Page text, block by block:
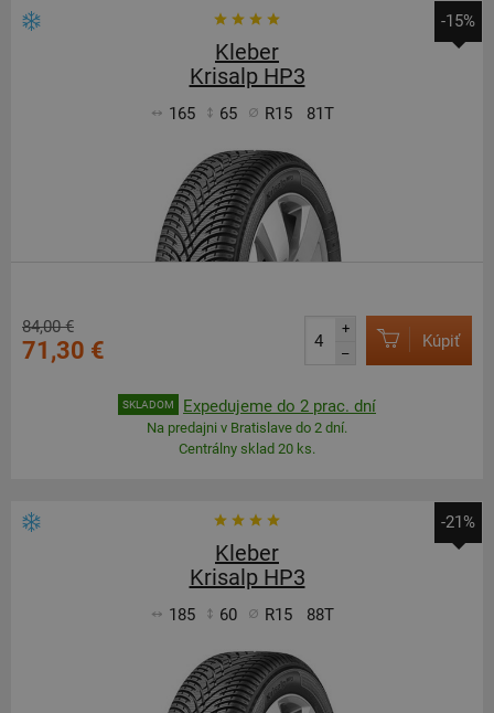
-15%
Kleber
Krisalp HP3
165 65 R15 81T
84,00 €
71,30 €
+
–
Kúpiť
SKLADOM Expedujeme do 2 prac. dní
Na predajni v Bratislave do 2 dní.
Centrálny sklad 20 ks.
-21%
Kleber
Krisalp HP3
185 60 R15 88T